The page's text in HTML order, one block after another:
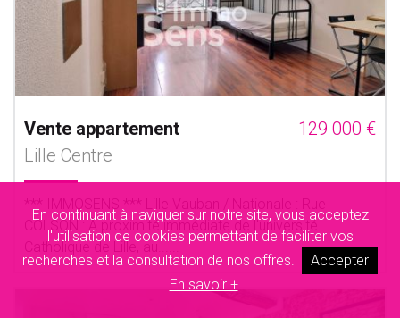
En continuant à naviguer sur notre site, vous acceptez
l'utilisation de cookies permettant de faciliter vos
recherches et la consultation de nos offres.
Accepter
En savoir +
Vente appartement
129 000 €
Lille Centre
COLSON : À proximité immédiate de l'université
Catholique de Lille, au......